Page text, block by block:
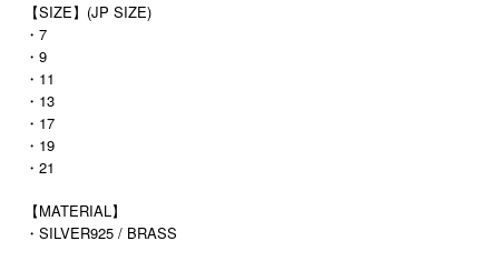
【SIZE】(JP SIZE)
・7
・9
・11
・13
・17
・19
・21
【MATERIAL】
・SILVER925 / BRASS